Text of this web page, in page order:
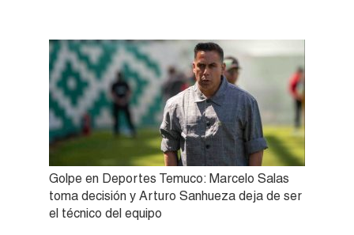
Golpe en Deportes Temuco: Marcelo Salas
toma decisión y Arturo Sanhueza deja de ser
el técnico del equipo